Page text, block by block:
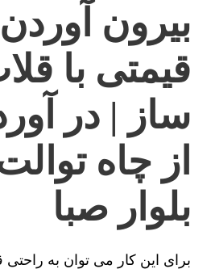
بیرون
قیمتی با
ساز | در
از چاه
بلوار صبا
برای این کار می توان به